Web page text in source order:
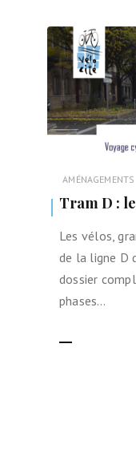
AMÉNAGEMENTS
Tram D :
Les vélos,
de la ligne D
dossier
phases…